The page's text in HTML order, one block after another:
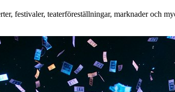
festivaler, teaterföreställningar, marknader och